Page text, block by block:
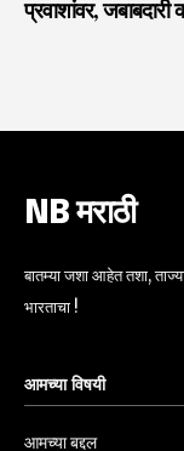
प्रवाशांवर, जबाबदारी
NB मराठी
बातम्या जशा आहेत तशा,
भारताचा !
आमच्या विषयी
आमच्या बद्दल